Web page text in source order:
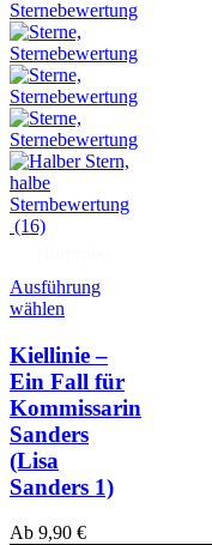
(16)
Ausführung
wählen
Kiellinie –
Ein Fall für
Kommissarin
Sanders
(Lisa
Sanders 1)
Ab 9,90 €